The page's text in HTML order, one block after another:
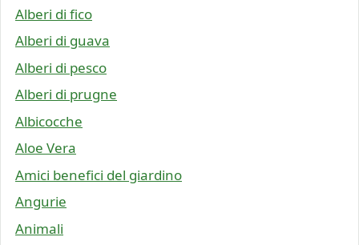
Alberi di fico
Alberi di guava
Alberi di pesco
Alberi di prugne
Albicocche
Aloe Vera
Amici benefici del giardino
Angurie
Animali